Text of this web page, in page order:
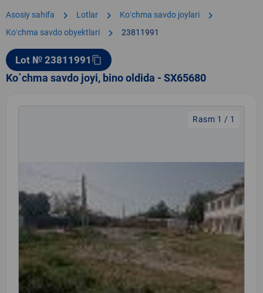
Asosiy sahifa chevron_right Lotlar chevron_right Koʻchma savdo joylari chevron_right
Koʻchma savdo obyektlari chevron_right 23811991
Lot № 23811991 content_copy
Ko`chma savdo joyi, bino oldida - SX65680
Rasm 1 / 1